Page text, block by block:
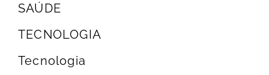
SAÚDE
TECNOLOGIA
Tecnologia